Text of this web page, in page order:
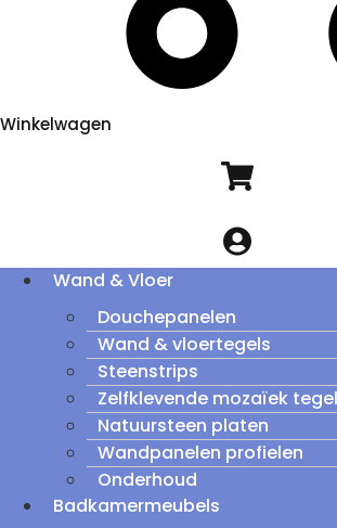
Winkelwagen
Wand & Vloer
Douchepanelen
Wand & vloertegels
Steenstrips
Zelfklevende mozaïek
Natuursteen platen
Wandpanelen profielen
Onderhoud
Badkamermeubels